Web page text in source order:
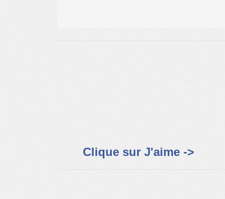
Clique sur J'aime ->